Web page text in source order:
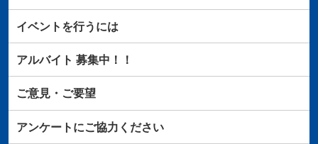
イベントを行うには
アルバイト 募集中！！
ご意見・ご要望
アンケートにご協力ください